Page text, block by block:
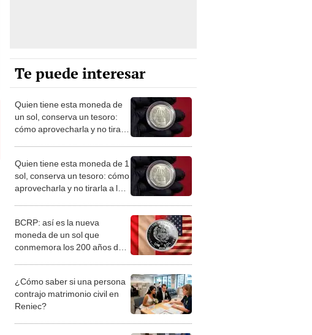
Te puede interesar
Quien tiene esta moneda de
un sol, conserva un tesoro:
cómo aprovecharla y no tirarla
Quien tiene esta moneda de 1
sol, conserva un tesoro: cómo
aprovecharla y no tirarla a la
BCRP: así es la nueva
moneda de un sol que
conmemora los 200 años de
¿Cómo saber si una persona
contrajo matrimonio civil en
Reniec?